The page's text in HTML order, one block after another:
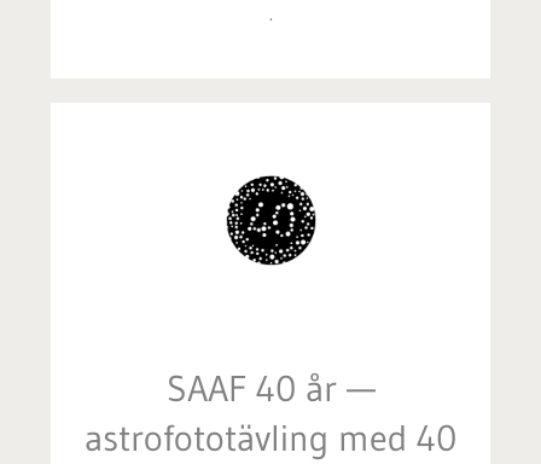
.
SAAF 40 år —
astrofototävling med 40